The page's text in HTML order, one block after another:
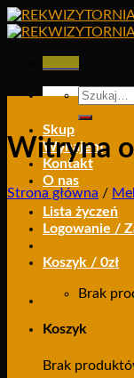
Skip
to
Szukaj:
Skup
Wynajem
Kontakt
O nas
Lista życzeń
Logowanie /
Koszyk / 0zł
Brak
Koszyk
Brak
Witryna
Strona główna /